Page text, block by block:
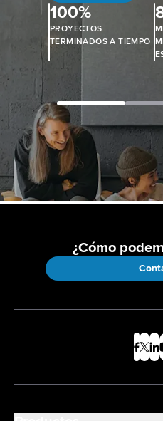
100%
PROYECTOS
TERMINADOS A TIEMPO
¿Cómo